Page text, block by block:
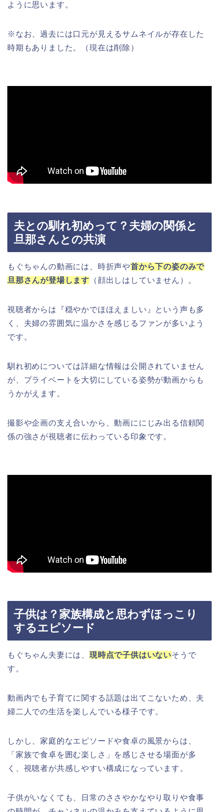
ように思います。
※なお、過去には口元が見えるサムネイルが存在した
時期もありました。（現在は削除）
夫との馴れ初めって？夫婦の関係と
旦那さんとの共演
もぐちゃんの動画には、時折声や首から下の姿のみで
旦那さんが登場します （顔出しはしていません）。
視聴者からは『穏やかでほほえましい』という声も多
く、夫婦の雰囲気に温かさを感じるファンが多いよう
です。
馴れ初めについては詳細な情報は公開されていません
が、プライベートを大切にしている姿勢が動画からも
うかがえます。
撮影や企画の支え合いから、動画ににじみ出る信頼関
係の強さが視聴者に伝わっている印象です。
子供は？家族構成と思わずほっこり
するエピソード
もぐちゃん夫妻には、 現時点で子供はいないそうで
す。
動画内でも子育てに関する話題は出てこないため、夫
婦二人での生活を楽しんでいる様子です。
しかし、家庭的なエピソードや食卓の風景からは、
「家族で食卓を囲む楽しさ」を感じさせる場面が多
く、視聴者が共感しやすい構成になっています。
子供がいなくても、日常のささやかなやり取りや食事